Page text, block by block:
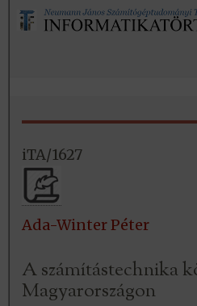
iTA/1627
Ada-Winter Péter
A számítástechnika
Magyarországon